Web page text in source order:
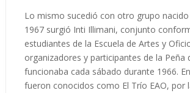
Lo mismo sucedió con otro grupo nacido
1967 surgió Inti Illimani, conjunto
estudiantes de la Escuela de Artes y
organizadores y participantes de la Peña
funcionaba cada sábado durante 1966.
fueron conocidos como El Trío EAO, por